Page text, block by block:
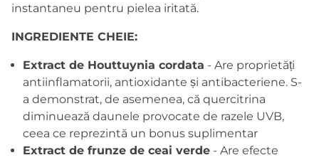
instantaneu pentru pielea iritată.
INGREDIENTE CHEIE:
Extract de Houttuynia cordata - Are proprietăți
antiinflamatorii, antioxidante și antibacteriene. S-
a demonstrat, de asemenea, că quercitrina
diminuează daunele provocate de razele UVB,
ceea ce reprezintă un bonus suplimentar
Extract de frunze de ceai verde - Are efecte